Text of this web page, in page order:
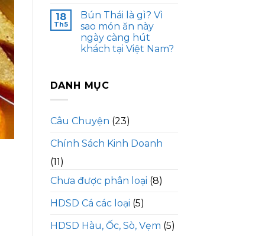
18
Th5
Bún Thái là gì? Vì
sao món ăn này
ngày càng hút
khách tại Việt Nam?
DANH MỤC
Câu Chuyện (23)
Chính Sách Kinh Doanh
(11)
Chưa được phân loại (8)
HDSD Cá các loại (5)
HDSD Hàu, Ốc, Sò, Vẹm (5)